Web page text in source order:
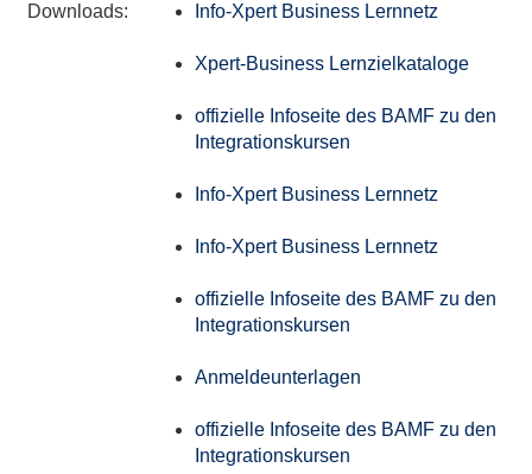
Downloads: Info-Xpert Business Lernnetz
Xpert-Business Lernzielkataloge
offizielle Infoseite des BAMF zu den
Integrationskursen
Info-Xpert Business Lernnetz
Info-Xpert Business Lernnetz
offizielle Infoseite des BAMF zu den
Integrationskursen
Anmeldeunterlagen
offizielle Infoseite des BAMF zu den
Integrationskursen